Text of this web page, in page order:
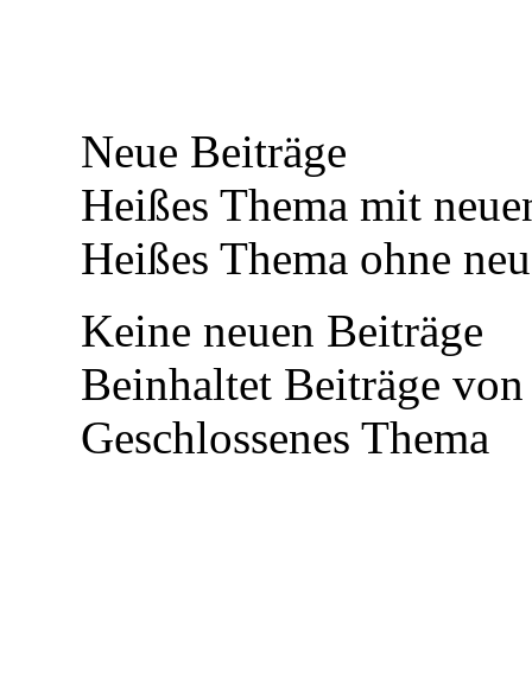
Neue Beiträge
Heißes Thema mit
Heißes Thema ohne
Keine neuen Beiträge
Beinhaltet Beiträge
Geschlossenes Thema